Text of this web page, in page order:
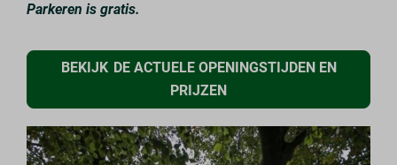
Parkeren is gratis.
BEKIJK DE ACTUELE OPENINGSTIJDEN EN
PRIJZEN